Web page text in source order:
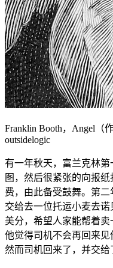
Franklin Booth，Angel（
outsidelogic
有一年秋天，富兰克林
图，然后很紧张的向报
费，由此备受鼓舞。第
交给去一位托运小麦去
美分，希望人家能帮着卖
他觉得司机不会再回来
然而司机回来了，并交给